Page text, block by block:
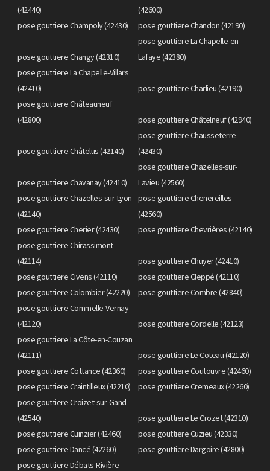
(42440)
(42600)
pose gouttiere Champoly (42430)
pose gouttiere Chandon (42190)
pose gouttiere Changy (42310)
pose gouttiere La Chapelle-en-
Lafaye (42380)
pose gouttiere La Chapelle-Villars
(42410)
pose gouttiere Charlieu (42190)
pose gouttiere Châteauneuf
(42800)
pose gouttiere Châtelneuf (42940)
pose gouttiere Châtelus (42140)
pose gouttiere Chausseterre
(42430)
pose gouttiere Chavanay (42410)
pose gouttiere Chazelles-sur-
Lavieu (42560)
pose gouttiere Chazelles-sur-Lyon
(42140)
pose gouttiere Chenereilles
(42560)
pose gouttiere Cherier (42430)
pose gouttiere Chevrières (42140)
pose gouttiere Chirassimont
(42114)
pose gouttiere Chuyer (42410)
pose gouttiere Civens (42110)
pose gouttiere Cleppé (42110)
pose gouttiere Colombier (42220)
pose gouttiere Combre (42840)
pose gouttiere Commelle-Vernay
(42120)
pose gouttiere Cordelle (42123)
pose gouttiere La Côte-en-Couzan
(42111)
pose gouttiere Le Coteau (42120)
pose gouttiere Cottance (42360)
pose gouttiere Coutouvre (42460)
pose gouttiere Craintilleux (42210)
pose gouttiere Cremeaux (42260)
pose gouttiere Croizet-sur-Gand
(42540)
pose gouttiere Le Crozet (42310)
pose gouttiere Cuinzier (42460)
pose gouttiere Cuzieu (42330)
pose gouttiere Dancé (42260)
pose gouttiere Dargoire (42800)
pose gouttiere Débats-Rivière-